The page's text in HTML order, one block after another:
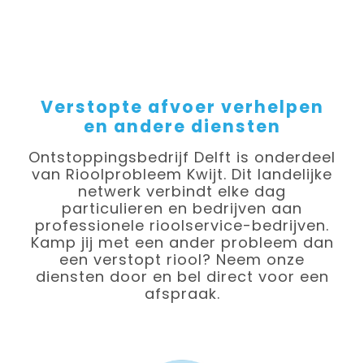
Verstopte afvoer verhelpen
en andere diensten
Ontstoppingsbedrijf Delft is onderdeel
van Rioolprobleem Kwijt. Dit landelijke
netwerk verbindt elke dag
particulieren en bedrijven aan
professionele rioolservice-bedrijven.
Kamp jij met een ander probleem dan
een verstopt riool? Neem onze
diensten door en bel direct voor een
afspraak.